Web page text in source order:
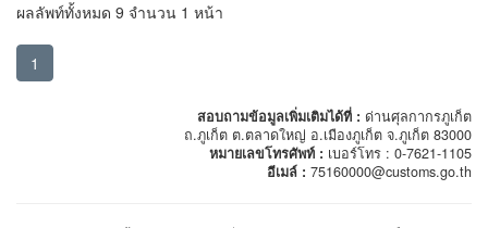
ผลลัพท์ทั้งหมด 9 จำนวน 1 หน้า
1
สอบถามข้อมูลเพิ่มเติมได้ที่ : ด่านศุลกากรภูเก็ต
ถ.ภูเก็ต ต.ตลาดใหญ่ อ.เมืองภูเก็ต จ.ภูเก็ต 83000
หมายเลขโทรศัพท์ : เบอร์โทร : 0-7621-1105
อีเมล์ : 75160000@customs.go.th